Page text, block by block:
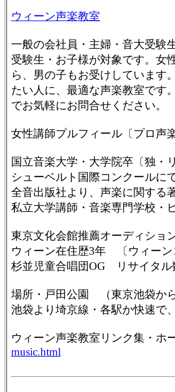
ウィーン声楽教室
一般の会社員・主婦・音大受験
受験生・お子様が対象です。女
ら、男の子もお受けしています
たい人に、最適な声楽教室です
でお気軽にお問合せください。
女性講師プルフィール〔プロ声
国立音楽大学・大学院卒〔独・
シューベルト国際コンクールに
全音出版社より、声楽に関する
私立大学講師・音楽専門学校・
東京文化会館推薦オーディショ
ウィーン在住歴3年 〔ウィーン
杉並児童合唱団OG リサイタル
場所・戸田公園 （東京池袋か
池袋より埼京線・各駅か快速で
ウィーン声楽教室リンク集・ホ
music.html